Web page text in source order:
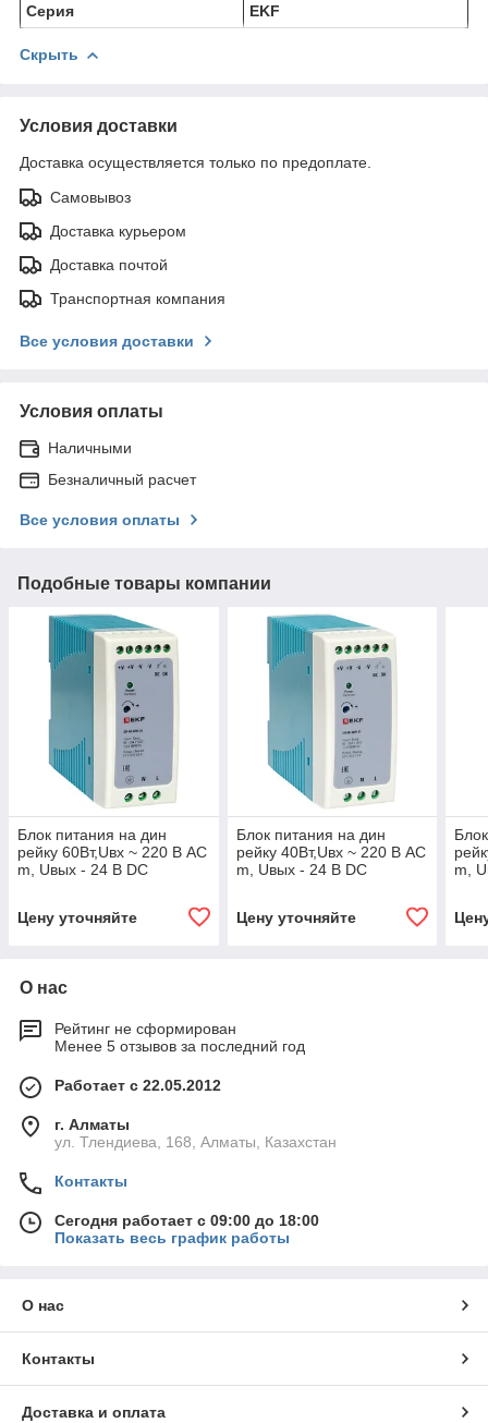
Серия
EKF
Скрыть
Условия доставки
Доставка осуществляется только по предоплате.
Самовывоз
Доставка курьером
Доставка почтой
Транспортная компания
Все условия доставки
Условия оплаты
Наличными
Безналичный расчет
Все условия оплаты
Подобные товары компании
Блок питания на дин
рейку 60Вт,Uвх ~ 220 В AC
m, Uвых - 24 В DC
Цену уточняйте
Блок питания на дин
рейку 40Вт,Uвх ~ 220 В AC
m, Uвых - 24 В DC
Цену уточняйте
m,
О нас
Рейтинг не сформирован
Менее 5 отзывов за последний год
Работает с 22.05.2012
г. Алматы
ул. Тлендиева, 168, Алматы, Казахстан
Контакты
Сегодня работает с 09:00 до 18:00
Показать весь график работы
О нас
Контакты
Доставка и оплата